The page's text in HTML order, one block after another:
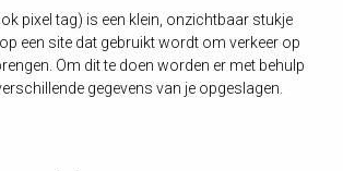
pixel tag) is een klein, onzichtbaar stukje
een site dat gebruikt wordt om verkeer op
Om dit te doen worden er met behulp
gegevens van je opgeslagen.